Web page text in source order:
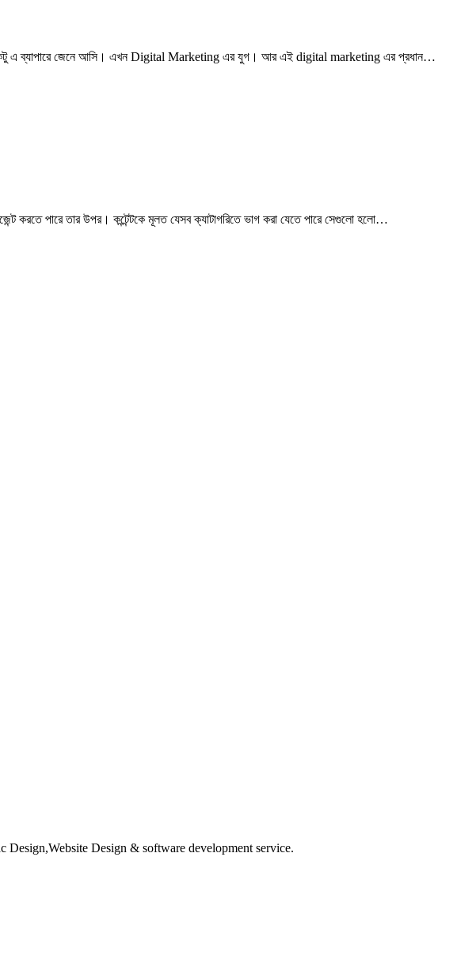
আজ একটু এ ব্যাপারে জেনে আসি। এখন Digital Marketing এর যুগ। আর এই digital marketing এর প্রধান…
করতে পারে তার উপর। কন্টেন্টকে মূলত যেসব ক্যাটাগরিতে ভাগ করা যেতে পারে সেগুলো হলো…
Design & software development service.